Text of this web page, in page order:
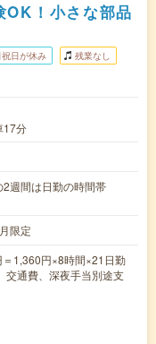
OK！小さな部品
祝日が休み 残業なし
17分
週間は日勤の時間帯
限定
1,360円×8時間×21日勤
交通費、深夜手当別途支